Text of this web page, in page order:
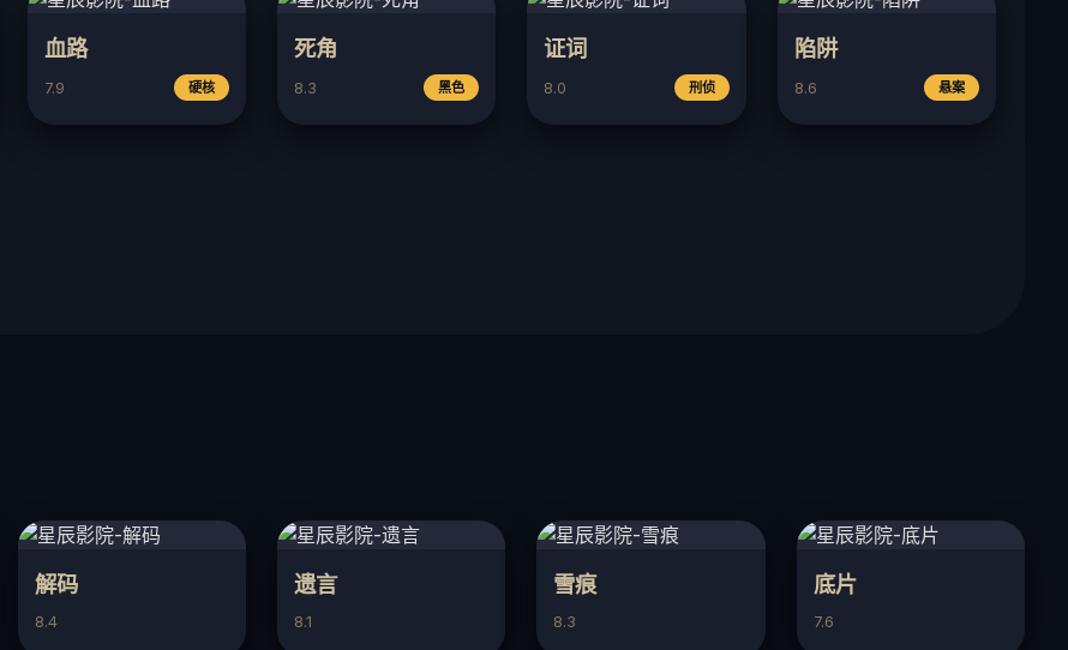
血路
7.9 硬核
死角
8.3 黑色
证词
8.0 刑侦
陷阱
8.6 悬案
解码
8.4
遗言
8.1
雪痕
8.3
底片
7.6